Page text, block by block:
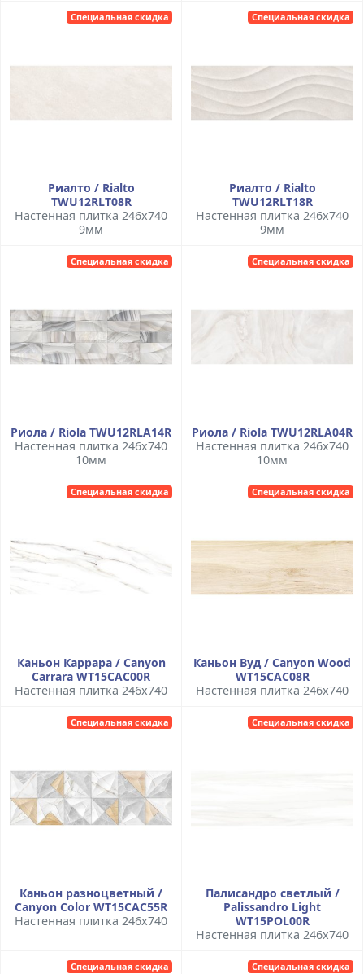
Специальная скидка
Риалто / Rialto
TWU12RLT08R
Настенная плитка 246x740
9мм
Специальная скидка
Риалто / Rialto
TWU12RLT18R
Настенная плитка 246x740
9мм
Специальная скидка
Риола / Riola TWU12RLA14R
Настенная плитка 246x740
10мм
Специальная скидка
Риола / Riola TWU12RLA04R
Настенная плитка 246x740
10мм
Специальная скидка
Каньон Каррара / Canyon
Carrara WT15CAC00R
Настенная плитка 246x740
Специальная скидка
Каньон Вуд / Canyon Wood
WT15CAC08R
Настенная плитка 246x740
Специальная скидка
Каньон разноцветный /
Canyon Color WT15CAC55R
Настенная плитка 246x740
Специальная скидка
Палисандро светлый /
Palissandro Light
WT15POL00R
Настенная плитка 246x740
Специальная скидка Специальная скидка